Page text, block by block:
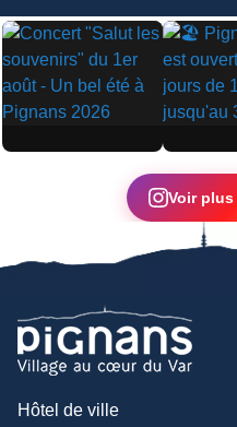
▶ ▶
Voir
Hôtel de ville